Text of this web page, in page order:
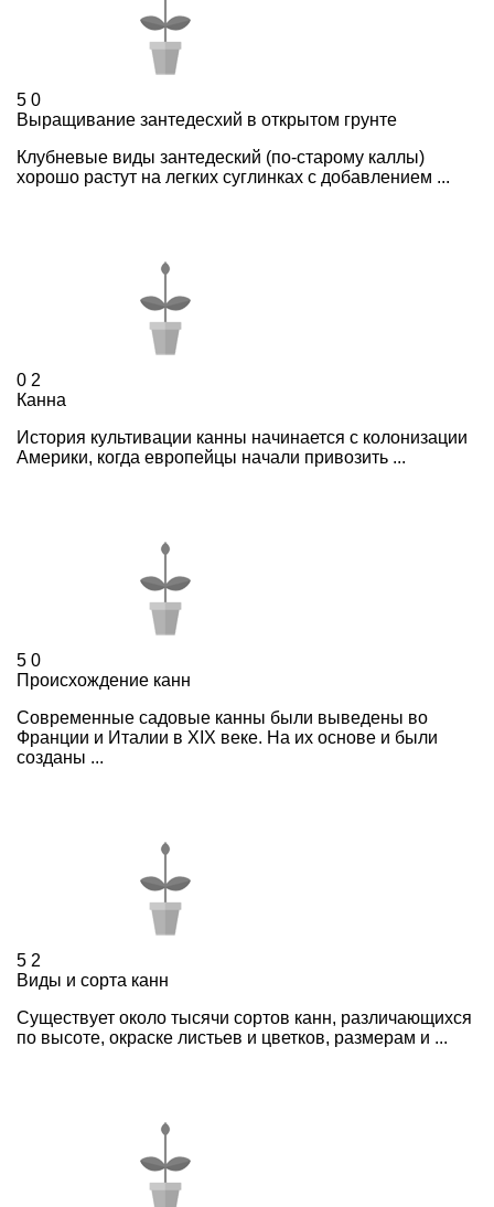
5 0
Выращивание зантедесхий в открытом грунте
Клубневые виды зантедеский (по-старому каллы)
хорошо растут на легких суглинках с добавлением ...
0 2
Канна
История культивации канны начинается с колонизации
Америки, когда европейцы начали привозить ...
5 0
Происхождение канн
Современные садовые канны были выведены во
Франции и Италии в XIX веке. На их основе и были
созданы ...
5 2
Виды и сорта канн
Существует около тысячи сортов канн, различающихся
по высоте, окраске листьев и цветков, размерам и ...